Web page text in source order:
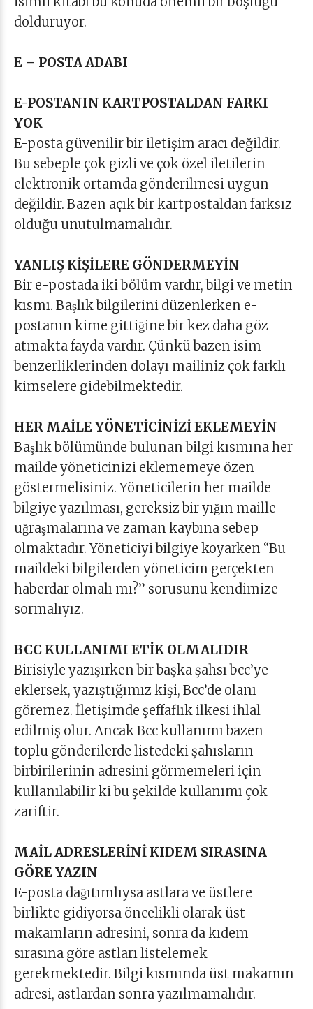
dolduruyor.
E – POSTA ADABI
E-POSTANIN KARTPOSTALDAN FARKI
YOK
E-posta güvenilir bir iletişim aracı değildir.
Bu sebeple çok gizli ve çok özel iletilerin
elektronik ortamda gönderilmesi uygun
değildir. Bazen açık bir kartpostaldan farksız
olduğu unutulmamalıdır.
YANLIŞ KİŞİLERE GÖNDERMEYİN
Bir e-postada iki bölüm vardır, bilgi ve metin
kısmı. Başlık bilgilerini düzenlerken e-
postanın kime gittiğine bir kez daha göz
atmakta fayda vardır. Çünkü bazen isim
benzerliklerinden dolayı mailiniz çok farklı
kimselere gidebilmektedir.
HER MAİLE YÖNETİCİNİZİ EKLEMEYİN
Başlık bölümünde bulunan bilgi kısmına her
mailde yöneticinizi eklememeye özen
göstermelisiniz. Yöneticilerin her mailde
bilgiye yazılması, gereksiz bir yığın maille
uğraşmalarına ve zaman kaybına sebep
olmaktadır. Yöneticiyi bilgiye koyarken “Bu
maildeki bilgilerden yöneticim gerçekten
haberdar olmalı mı?” sorusunu kendimize
sormalıyız.
BCC KULLANIMI ETİK OLMALIDIR
Birisiyle yazışırken bir başka şahsı bcc’ye
eklersek, yazıştığımız kişi, Bcc’de olanı
göremez. İletişimde şeffaflık ilkesi ihlal
edilmiş olur. Ancak Bcc kullanımı bazen
toplu gönderilerde listedeki şahısların
birbirilerinin adresini görmemeleri için
kullanılabilir ki bu şekilde kullanımı çok
zariftir.
MAİL ADRESLERİNİ KIDEM SIRASINA
GÖRE YAZIN
E-posta dağıtımlıysa astlara ve üstlere
birlikte gidiyorsa öncelikli olarak üst
makamların adresini, sonra da kıdem
sırasına göre astları listelemek
gerekmektedir. Bilgi kısmında üst makamın
adresi, astlardan sonra yazılmamalıdır.